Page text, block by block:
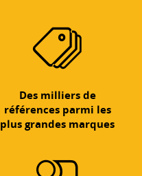
Des milliers de
références parmi les
plus grandes marques